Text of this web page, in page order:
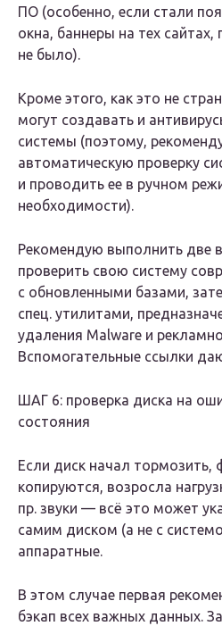
ПО (особенно, если стали
окна, баннеры на тех сайтах,
не было).
Кроме этого, как это не
могут создавать и
системы (поэтому,
автоматическую проверку
и проводить ее в ручном
необходимости).
Рекомендую выполнить две
проверить свою систему
с обновленными базами,
спец. утилитами,
удаления Malware и
Вспомогательные ссылки
ШАГ 6: проверка диска на
состояния
Если диск начал тормозить,
копируются, возросла
пр. звуки — всё это может
самим диском (а не с
аппаратные.
В этом случае первая
бэкап всех важных данных.